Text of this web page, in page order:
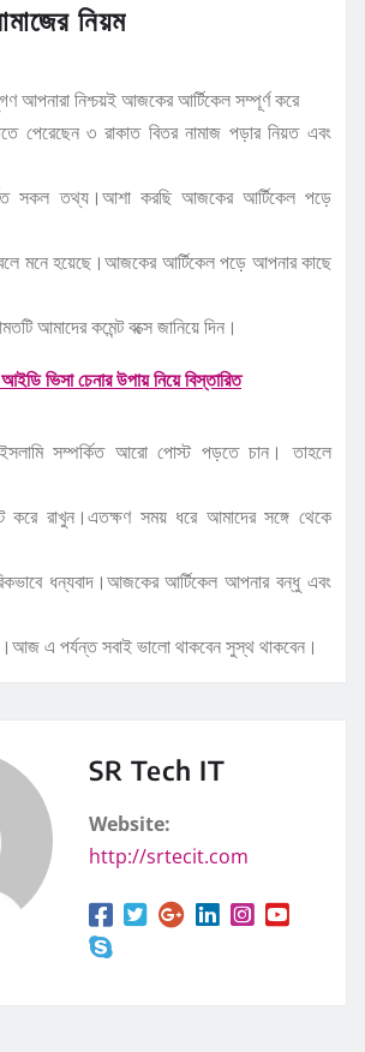
নিয়ম
আপনারা নিশ্চয়ই আজকের আর্টিকেল সম্পূর্ণ করে
পেরেছেন ৩ রাকাত বিতর নামাজ পড়ার নিয়ত এবং
সকল তথ্য।আশা করছি আজকের আর্টিকেল পড়ে
মনে হয়েছে।আজকের আর্টিকেল পড়ে আপনার কাছে
আমাদের কমেন্ট বক্সে জানিয়ে দিন।
ভিসা চেনার উপায় নিয়ে বিস্তারিত
সম্পর্কিত আরো পোস্ট পড়তে চান। তাহলে
রাখুন।এতক্ষণ সময় ধরে আমাদের সঙ্গে থেকে
ধন্যবাদ।আজকের আর্টিকেল আপনার বন্ধু এবং
এ পর্যন্ত সবাই ভালো থাকবেন সুস্থ থাকবেন।
SR Tech IT
Website:
http://srtecit.com